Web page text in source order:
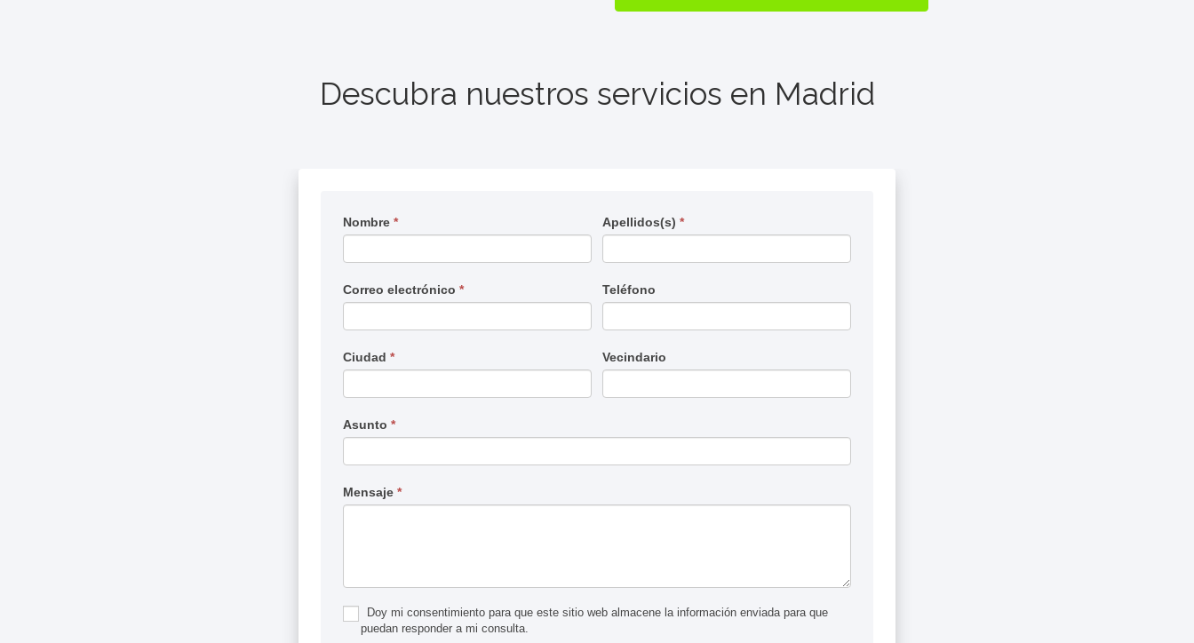
Descubra nuestros servicios en Madrid
Solicitar
Nombre* Apellidos(s) *
Correo electrónico* Teléfono
Ciudad* Vecindario
Asunto*
Mensaje*
Doy mi consentimiento para que este sitio web almacene la información enviada para que
puedan responder a mi consulta.
Si
humano,
deja
este
campo
en
blanco.